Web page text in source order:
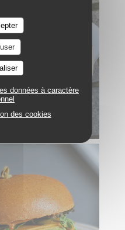
données à caractère
des cookies